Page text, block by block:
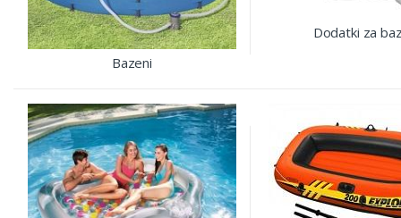
Bazeni
Dodatki za